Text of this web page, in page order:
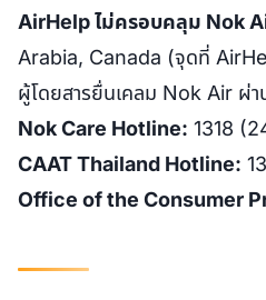
AirHelp ไม่ครอบคลุม Nok
Arabia, Canada (จุดที่
ผู้โดยสารยื่นเคลม Nok Air ผ่า
Nok Care Hotline: 1318
CAAT Thailand Hotline:
Office of the Consumer